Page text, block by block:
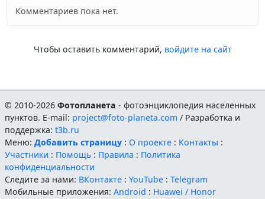
Комментариев пока нет.
Чтобы оставить комментарий, войдите на сайт
© 2010-2026Фотопланета - фотоэнциклопедия населенных
пунктов. E-mail: project@foto-planeta.com / Разработка и
поддержка:t3b.ru
Меню:Добавить страницу : О проекте : Контакты :
Участники : Помощь : Правила : Политика
конфиденциальности
Следите за нами: ВКонтакте :YouTube :Telegram
Мобильные приложения:Android : Huawei / Honor